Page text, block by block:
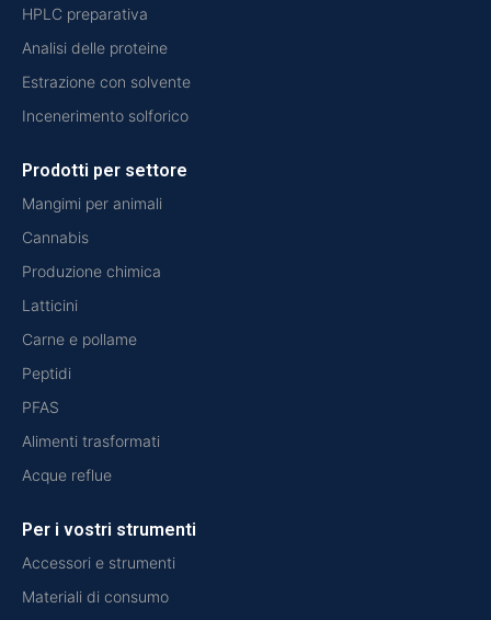
HPLC preparativa
Analisi delle proteine
Estrazione con solvente
Incenerimento solforico
Prodotti per settore
Mangimi per animali
Cannabis
Produzione chimica
Latticini
Carne e pollame
Peptidi
PFAS
Alimenti trasformati
Acque reflue
Per i vostri strumenti
Accessori e strumenti
Materiali di consumo